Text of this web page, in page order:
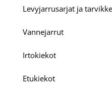
Levyjarrusarjat ja
Vannejarrut
Irtokiekot
Etukiekot